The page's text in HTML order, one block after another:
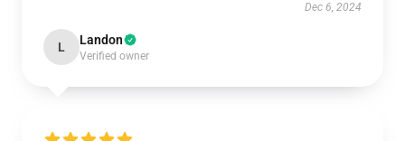
Dec 6, 2024
L Landon
Verified owner